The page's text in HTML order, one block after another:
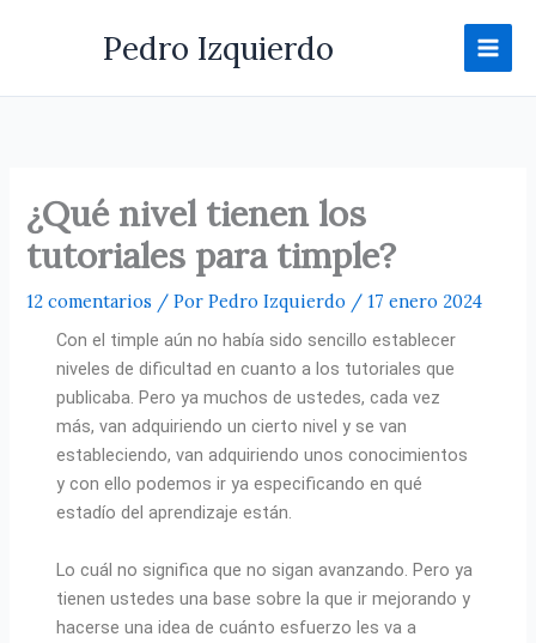
Pedro Izquierdo
¿Qué nivel tienen los
tutoriales para timple?
12 comentarios / PorPedro Izquierdo /17 enero 2024
Con el timple aún no había sido sencillo establecer
niveles de dificultad en cuanto a los tutoriales que
publicaba. Pero ya muchos de ustedes, cada vez
más, van adquiriendo un cierto nivel y se van
estableciendo, van adquiriendo unos conocimientos
y con ello podemos ir ya especificando en qué
estadío del aprendizaje están.
Lo cuál no significa que no sigan avanzando. Pero ya
tienen ustedes una base sobre la que ir mejorando y
hacerse una idea de cuánto esfuerzo les va a